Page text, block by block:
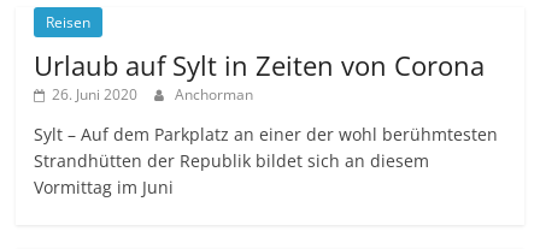
Reisen
Urlaub auf Sylt in Zeiten von Corona
26. Juni 2020 Anchorman
Sylt – Auf dem Parkplatz an einer der wohl berühmtesten
Strandhütten der Republik bildet sich an diesem
Vormittag im Juni